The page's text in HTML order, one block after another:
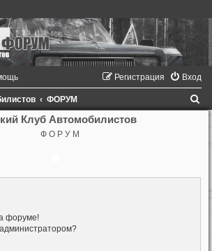
Вход
Регистрация
ФОРУМ
Клуб Автомобилистов
Ф О Р У М
форуме!